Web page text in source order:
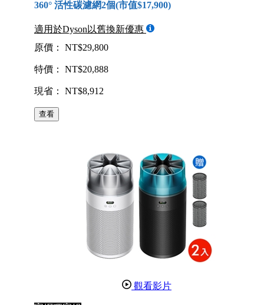
360° 活性碳濾網2個(市值$17,900)
適用於Dyson以舊換新優惠
原價： NT$29,800
特價： NT$20,888
現省： NT$8,912
查看
觀看影片